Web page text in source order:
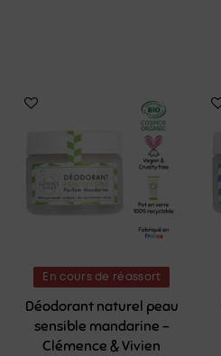
En cours de réassort
Déodorant naturel peau
sensible mandarine –
Clémence & Vivien